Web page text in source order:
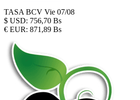
TASA BCV Vie 07/08
$ USD: 756,70 Bs
€ EUR: 871,89 Bs